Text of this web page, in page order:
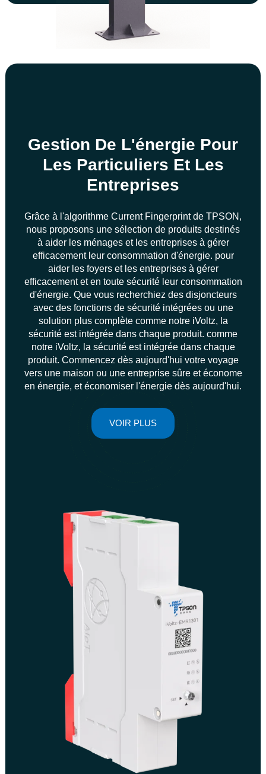
Gestion De L'énergie Pour
Les Particuliers Et Les
Entreprises
Grâce à l'algorithme Current Fingerprint de TPSON,
nous proposons une sélection de produits destinés
à aider les ménages et les entreprises à gérer
efficacement leur consommation d'énergie. pour
aider les foyers et les entreprises à gérer
efficacement et en toute sécurité leur consommation
d'énergie. Que vous recherchiez des disjoncteurs
avec des fonctions de sécurité intégrées ou une
solution plus complète comme notre iVoltz, la
sécurité est intégrée dans chaque produit. comme
notre iVoltz, la sécurité est intégrée dans chaque
produit. Commencez dès aujourd'hui votre voyage
vers une maison ou une entreprise sûre et économe
en énergie, et économiser l'énergie dès aujourd'hui.
VOIR PLUS